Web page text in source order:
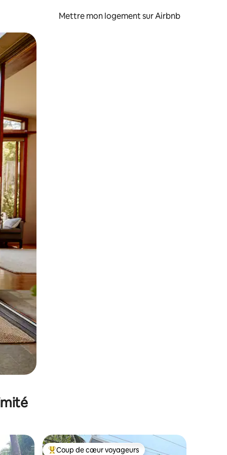
Mettre mon logement sur Airbnb
glisser.
Coup de cœur voyageurs